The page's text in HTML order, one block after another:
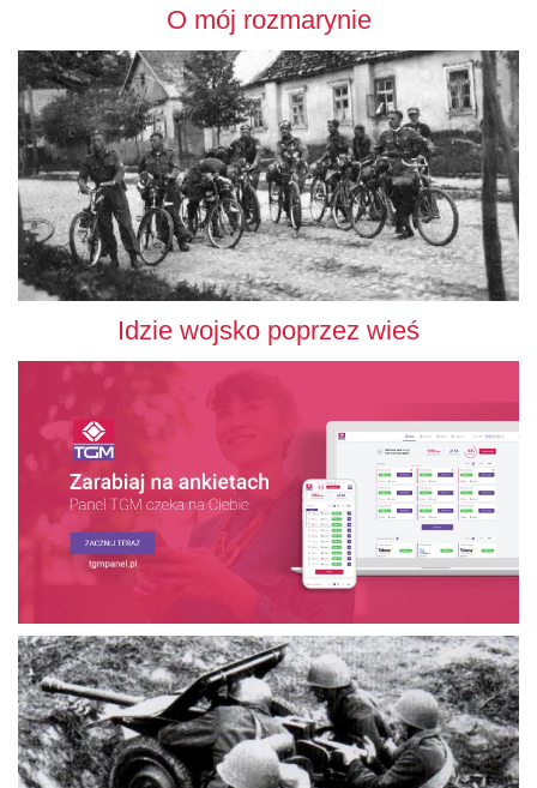
O mój rozmarynie
Idzie wojsko poprzez wieś